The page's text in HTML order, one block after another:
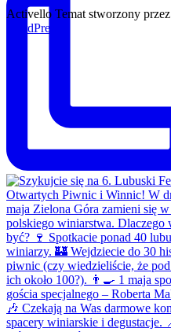
Activello Temat stworzony przez
WordPress